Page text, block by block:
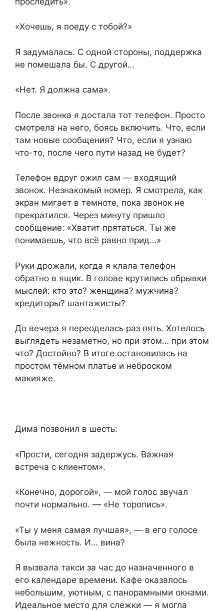
«Хочешь, я поеду с тобой?»
Я задумалась. С одной стороны, поддержка
не помешала бы. С другой…
«Нет. Я должна сама».
После звонка я достала тот телефон. Просто
смотрела на него, боясь включить. Что, если
там новые сообщения? Что, если я узнаю
что-то, после чего пути назад не будет?
Телефон вдруг ожил сам — входящий
звонок. Незнакомый номер. Я смотрела, как
экран мигает в темноте, пока звонок не
прекратился. Через минуту пришло
сообщение: «Хватит прятаться. Ты же
понимаешь, что всё равно прид…»
Руки дрожали, когда я клала телефон
обратно в ящик. В голове крутились обрывки
мыслей: кто это? женщина? мужчина?
кредиторы? шантажисты?
До вечера я переоделась раз пять. Хотелось
выглядеть незаметно, но при этом… при этом
что? Достойно? В итоге остановилась на
простом тёмном платье и неброском
макияже.
Дима позвонил в шесть:
«Прости, сегодня задержусь. Важная
встреча с клиентом».
«Конечно, дорогой», — мой голос звучал
почти нормально. — «Не торопись».
«Ты у меня самая лучшая», — в его голосе
была нежность. И… вина?
Я вызвала такси за час до назначенного в
его календаре времени. Кафе оказалось
небольшим, уютным, с панорамными окнами.
Идеальное место для слежки — я могла